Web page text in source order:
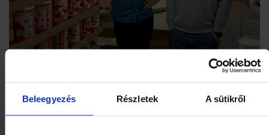
Beleegyezés Részletek A sütikről
A márka népszerűségét egyedi szemléletének köszönheti: a
termékei felesleges adalékanyagok nélkül készülnek, számos